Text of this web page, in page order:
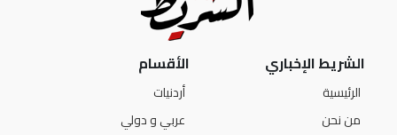
الشريط الإخباري
الرئيسية
من نحن
الأقسام
أردنيات
عربي و دولي